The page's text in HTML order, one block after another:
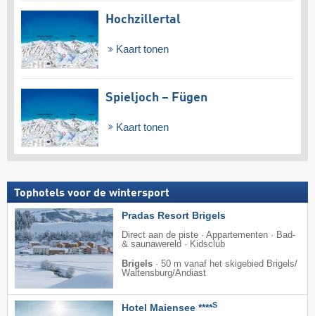
Hochzillertal
Kaart tonen
Spieljoch – Fügen
Kaart tonen
Tophotels voor de wintersport
Pradas Resort Brigels
Direct aan de piste · Appartementen · Bad-
& saunawereld · Kidsclub
Brigels · 50 m vanaf het skigebied Brigels/​
Waltensburg/​Andiast
Hotel Maiensee ****S